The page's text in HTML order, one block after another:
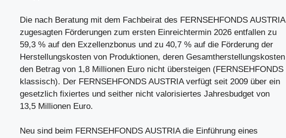
Die nach Beratung mit dem Fachbeirat des FERNSEHFONDS AUSTRIA
zugesagten Förderungen zum ersten Einreichtermin 2026 entfallen zu
59,3 % auf den Exzellenzbonus und zu 40,7 % auf die Förderung der
Herstellungskosten von Produktionen, deren Gesamtherstellungskosten
den Betrag von 1,8 Millionen Euro nicht übersteigen (FERNSEHFONDS
klassisch). Der FERNSEHFONDS AUSTRIA verfügt seit 2009 über ein
gesetzlich fixiertes und seither nicht valorisiertes Jahresbudget von
13,5 Millionen Euro.
Neu sind beim FERNSEHFONDS AUSTRIA die Einführung eines